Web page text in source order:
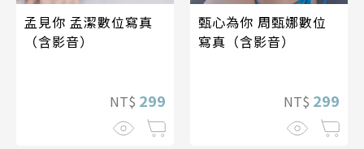
孟見你 孟潔數位寫真
（含影音）
NT$ 299
甄心為你 周甄娜數位
寫真（含影音）
NT$ 299